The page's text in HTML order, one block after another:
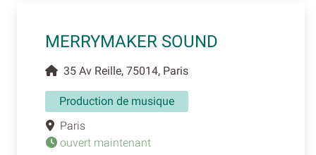
MERRYMAKER SOUND
35 Av Reille, 75014, Paris
Production de musique
Paris
ouvert maintenant